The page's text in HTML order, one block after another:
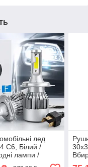
лед
C6, Білий /
лампи /
/ Лед лампи